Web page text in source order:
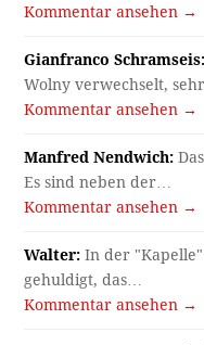
Kommentar ansehen →
Gianfranco Schramseis:
Wolny verwechselt,
Kommentar ansehen →
Manfred Nendwich:
Es sind neben der…
Kommentar ansehen →
Walter: In der
gehuldigt, das…
Kommentar ansehen →